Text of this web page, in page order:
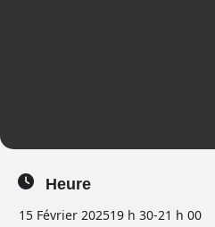
Heure
15 Février 202519 h 30-21 h 00